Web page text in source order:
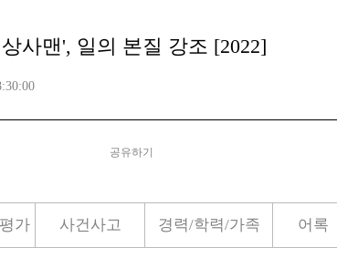
사맨', 일의 본질 강조 [2022]
공유하기
가 사건사고 경력/학력/가족 어록